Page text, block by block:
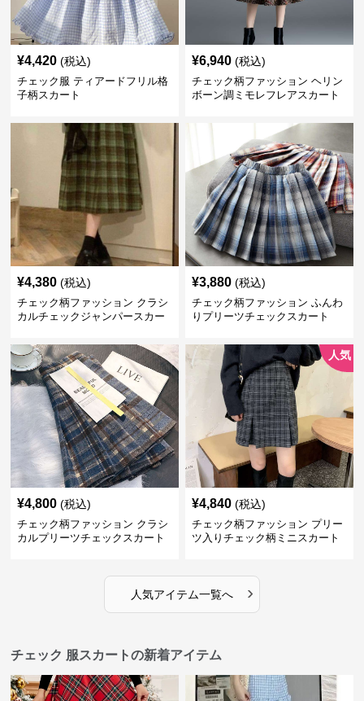
¥4,420 (税込)
チェック服 ティアードフリル格
子柄スカート
¥6,940 (税込)
チェック柄ファッション ヘリン
ボーン調ミモレフレアスカート
¥4,380 (税込)
チェック柄ファッション クラシ
カルチェックジャンパースカー
¥3,880 (税込)
チェック柄ファッション ふんわ
りプリーツチェックスカート
¥4,800 (税込)
チェック柄ファッション クラシ
カルプリーツチェックスカート
人気
¥4,840 (税込)
チェック柄ファッション プリー
ツ入りチェック柄ミニスカート
人気アイテム一覧へ ›
チェック 服スカートの新着アイテム